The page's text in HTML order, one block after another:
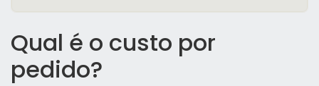
Qual é o custo por
pedido?